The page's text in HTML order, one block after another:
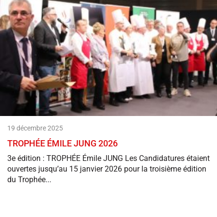
19 décembre 2025
TROPHÉE ÉMILE JUNG 2026
3e édition : TROPHÉE Émile JUNG Les Candidatures étaient
ouvertes jusqu’au 15 janvier 2026 pour la troisième édition
du Trophée...